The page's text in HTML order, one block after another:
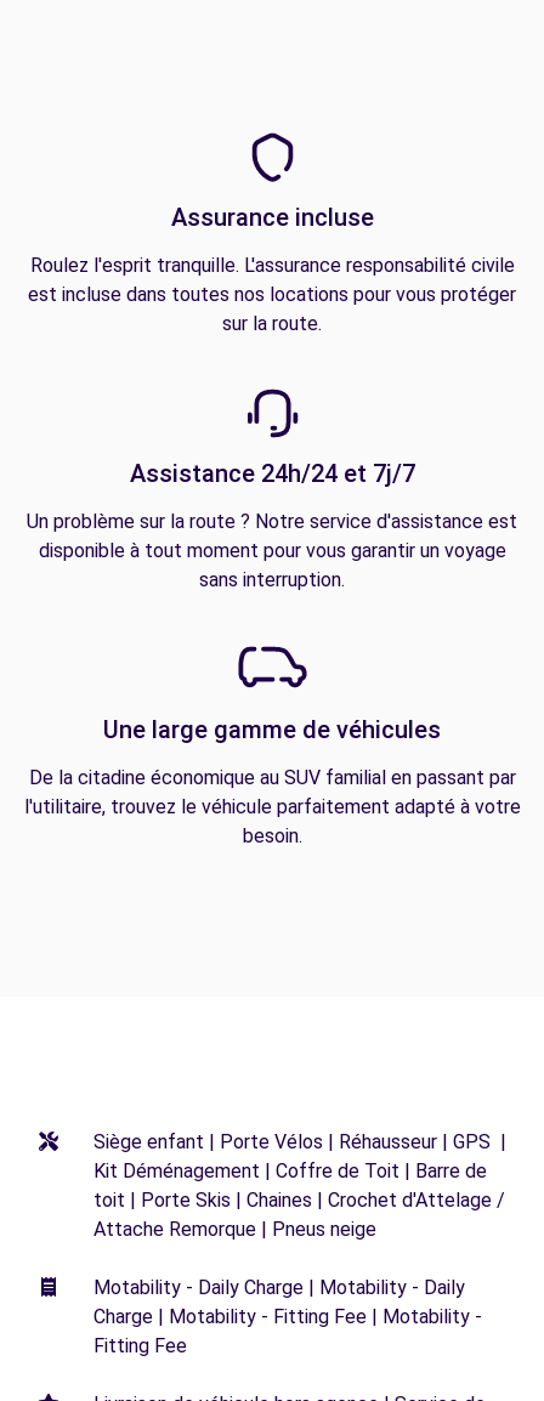
Assurance incluse
Roulez l'esprit tranquille. L'assurance responsabilité civile
est incluse dans toutes nos locations pour vous protéger
sur la route.
Assistance 24h/24 et 7j/7
Un problème sur la route ? Notre service d'assistance est
disponible à tout moment pour vous garantir un voyage
sans interruption.
Une large gamme de véhicules
De la citadine économique au SUV familial en passant par
l'utilitaire, trouvez le véhicule parfaitement adapté à votre
besoin.
Siège enfant | Porte Vélos | Réhausseur | GPS |
Kit Déménagement | Coffre de Toit | Barre de
toit | Porte Skis | Chaines | Crochet d'Attelage /
Attache Remorque | Pneus neige
Motability - Daily Charge | Motability - Daily
Charge | Motability - Fitting Fee | Motability -
Fitting Fee